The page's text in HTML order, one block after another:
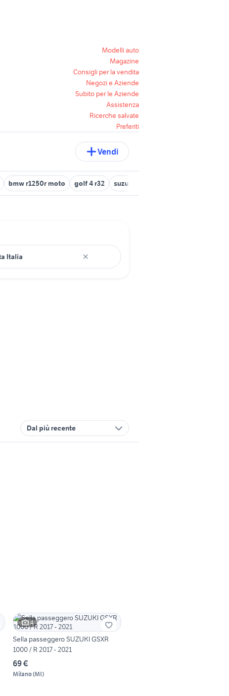
Modelli auto
Magazine
Consigli per la vendita
Negozi e Aziende
Subito per le Aziende
Assistenza
Ricerche salvate
Preferiti
Vendi
bmw r1250r moto golf 4 r32 suzuki jimny usato piemonte
Dal più recente
4
Sella passeggero SUZUKI GSXR
1000 / R 2017 - 2021
69 €
Milano(MI)